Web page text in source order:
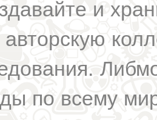
и
авторскую
по всему